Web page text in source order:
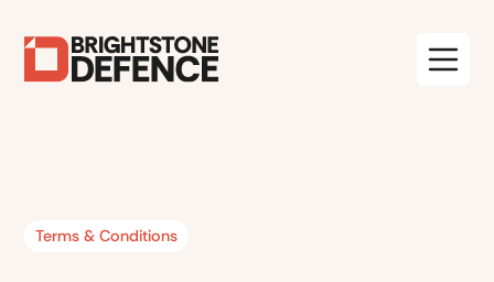
Terms & Conditions